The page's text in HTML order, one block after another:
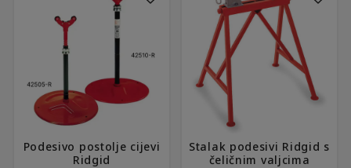
Podesivo postolje cijevi
Ridgid
mogu
odabrati
stranici
Stalak podesivi Ridgid s
čeličnim valjcima